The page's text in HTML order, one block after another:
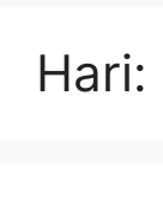
Hari: